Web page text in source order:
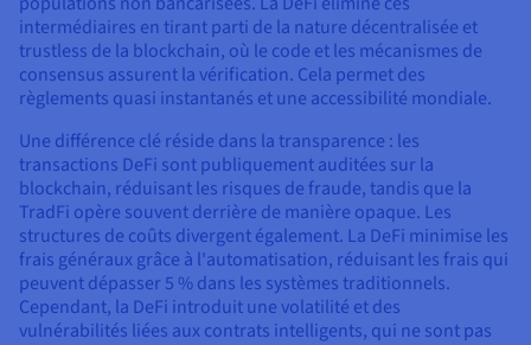
intermédiaires en tirant parti de la nature décentralisée et
trustless de la blockchain, où le code et les mécanismes de
consensus assurent la vérification. Cela permet des
règlements quasi instantanés et une accessibilité mondiale.
Une différence clé réside dans la transparence : les
transactions DeFi sont publiquement auditées sur la
blockchain, réduisant les risques de fraude, tandis que la
TradFi opère souvent derrière de manière opaque. Les
structures de coûts divergent également. La DeFi minimise les
frais généraux grâce à l'automatisation, réduisant les frais qui
peuvent dépasser 5 % dans les systèmes traditionnels.
Cependant, la DeFi introduit une volatilité et des
vulnérabilités liées aux contrats intelligents, qui ne sont pas